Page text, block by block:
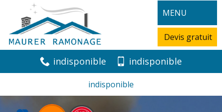
MENU
Devis gratuit
indisponible indisponible
indisponible